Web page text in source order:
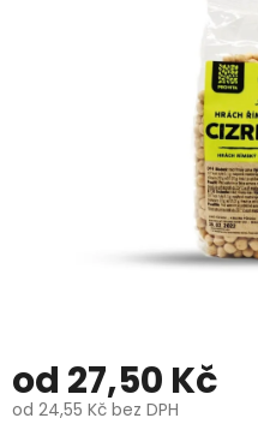
od 27,50 Kč
od 24,55 Kč bez DPH